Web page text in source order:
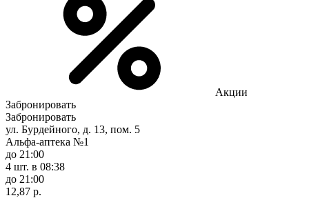
Акции
Забронировать
Забронировать
ул. Бурдейного, д. 13, пом. 5
Альфа-аптека №1
до 21:00
4 шт. в 08:38
до 21:00
12,87 р.